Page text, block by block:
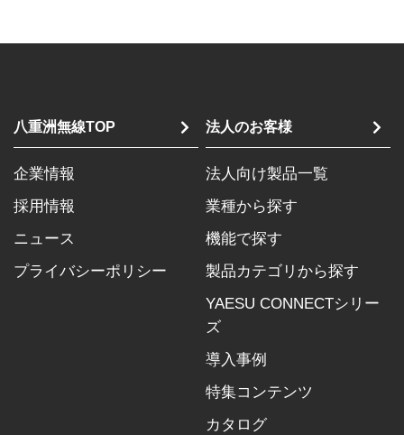
八重洲無線TOP
企業情報
採用情報
ニュース
プライバシーポリシー
法人のお客様
法人向け製品一覧
業種から探す
機能で探す
製品カテゴリから探す
YAESU CONNECTシリー
ズ
導入事例
特集コンテンツ
カタログ